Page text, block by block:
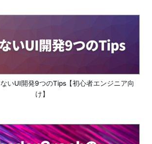
ないUI開発9つのTips【初心者エンジニア向
け】